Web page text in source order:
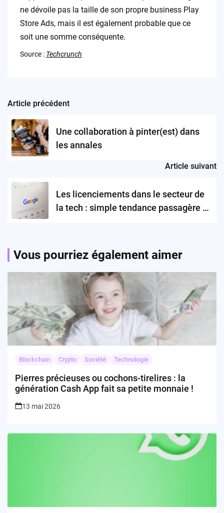
ne dévoile pas la taille de son propre business Play
Store Ads, mais il est également probable que ce
soit une somme conséquente.
Source : Techcrunch
Post
navigation
Article précédent
Une collaboration à pinter(est) dans
les annales
Article suivant
Les licenciements dans le secteur de
la tech : simple tendance passagère ou
Vous pourriez également aimer
Blockchain Crypto Société Technologie
Pierres précieuses ou cochons-tirelires : la
génération Cash App fait sa petite monnaie !
13 mai 2026